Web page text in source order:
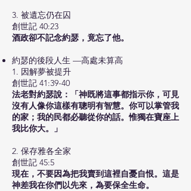
3. 被遺忘仍在囚
創世記 40:23
酒政卻不記念約瑟，竟忘了他。
約瑟的後段人生 —高處未算高
1. 因解夢被提升
創世記 41:39-40
法老對約瑟說：「神既將這事都指示你，可見
沒有人像你這樣有聰明有智慧。你可以掌管我
的家；我的民都必聽從你的話。惟獨在寶座上
我比你大。」
2. 保存雅各全家
創世記 45:5
現在，不要因為把我賣到這裡自憂自恨。這是
神差我在你們以先來，為要保全生命。